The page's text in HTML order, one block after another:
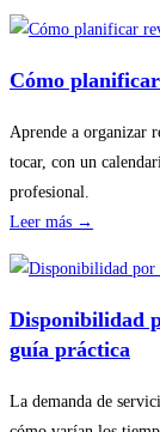
Cómo planificar
Aprende a organizar
tocar, con un
profesional.
Leer más →
planificar
revisiones
básicas
hogar
Disponibilidad
guía práctica
La demanda de